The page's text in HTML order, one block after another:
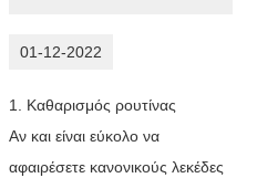
01-12-2022
1. Καθαρισμός ρουτίνας
Αν και είναι εύκολο να
αφαιρέσετε κανονικούς λεκέδες